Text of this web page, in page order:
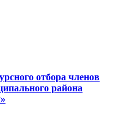
отбора членов
района